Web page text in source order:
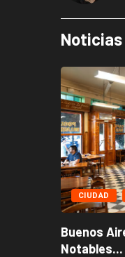
CIUDAD
Buenos
Notables...